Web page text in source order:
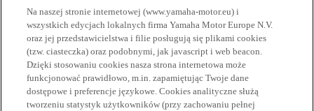
Na naszej stronie internetowej (www.yamaha-motor.eu) i
wszystkich edycjach lokalnych firma Yamaha Motor Europe N.V.
oraz jej przedstawicielstwa i filie posługują się plikami cookies
(tzw. ciasteczka) oraz podobnymi, jak javascript i web beacon.
Dzięki stosowaniu cookies nasza strona internetowa może
funkcjonować prawidłowo, m.in. zapamiętując Twoje dane
dostępowe i preferencje językowe. Cookies analityczne służą
tworzeniu statystyk użytkowników (przy zachowaniu pełnej